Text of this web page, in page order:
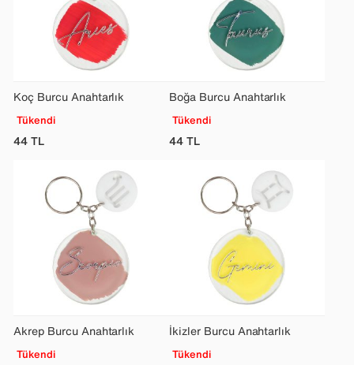
Koç Burcu Anahtarlık
Tükendi
44TL
Boğa Burcu Anahtarlık
Tükendi
44TL
Akrep Burcu Anahtarlık
Tükendi
İkizler Burcu Anahtarlık
Tükendi